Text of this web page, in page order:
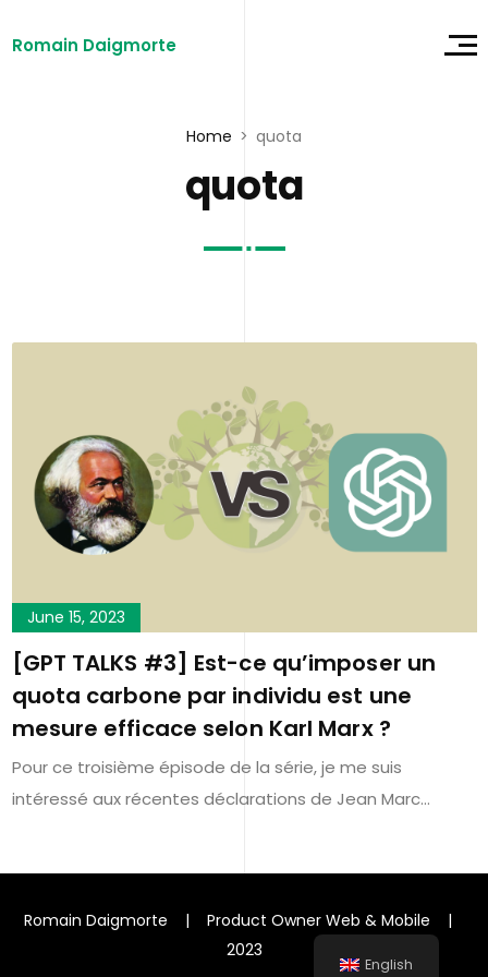
Romain Daigmorte
Home quota
quota
June 15, 2023
[GPT TALKS #3] Est-ce qu’imposer un
quota carbone par individu est une
mesure efficace selon Karl Marx ?
Pour ce troisième épisode de la série, je me suis
intéressé aux récentes déclarations de Jean Marc…
Romain Daigmorte | Product Owner Web & Mobile |
2023
English